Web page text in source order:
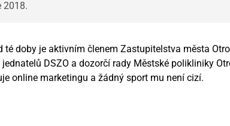
2018.
té doby je aktivním členem Zastupitelstva města
DSZO a dozorčí rady Městské polikliniky
online marketingu a žádný sport mu není cizí.